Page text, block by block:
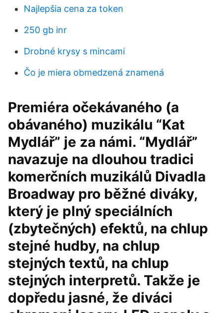
Najlepšia cena za token
250 gb inr
Drobné krysy s mincami
Čo je miera obmedzená znamená
Premiéra očekávaného (a
obávaného) muzikálu “Kat
Mydlář” je za námi. “Mydlář”
navazuje na dlouhou tradici
komerčních muzikálů Divadla
Broadway pro běžné diváky,
který je plný speciálních
(zbytečných) efektů, na chlup
stejné hudby, na chlup
stejných textů, na chlup
stejných interpretů. Takže je
dopředu jasné, že diváci